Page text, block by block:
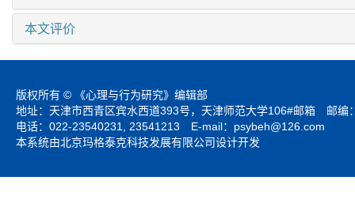
本文评价
版权所有 © 《心理与行为研究》编辑部
地址：天津市西青区宾水西道393号，天津师范大学106#邮箱 邮编
电话：022-23540231, 23541213 E-mail： psybeh@126.com
本系统由北京玛格泰克科技发展有限公司设计开发